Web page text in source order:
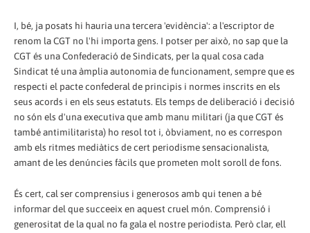
I, bé, ja posats hi hauria una tercera 'evidència': a l'escriptor de
renom la CGT no l'hi importa gens. I potser per això, no sap que la
CGT és una Confederació de Sindicats, per la qual cosa cada
Sindicat té una àmplia autonomia de funcionament, sempre que es
respecti el pacte confederal de principis i normes inscrits en els
seus acords i en els seus estatuts. Els temps de deliberació i decisió
no són els d'una executiva que amb manu militari (ja que CGT és
també antimilitarista) ho resol tot i, òbviament, no es correspon
amb els ritmes mediàtics de cert periodisme sensacionalista,
amant de les denúncies fàcils que prometen molt soroll de fons.
És cert, cal ser comprensius i generosos amb qui tenen a bé
informar del que succeeix en aquest cruel món. Comprensió i
generositat de la qual no fa gala el nostre periodista. Però clar, ell